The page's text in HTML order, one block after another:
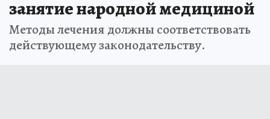
занятие народной медициной
Методы лечения должны соответствовать
действующему законодательству.